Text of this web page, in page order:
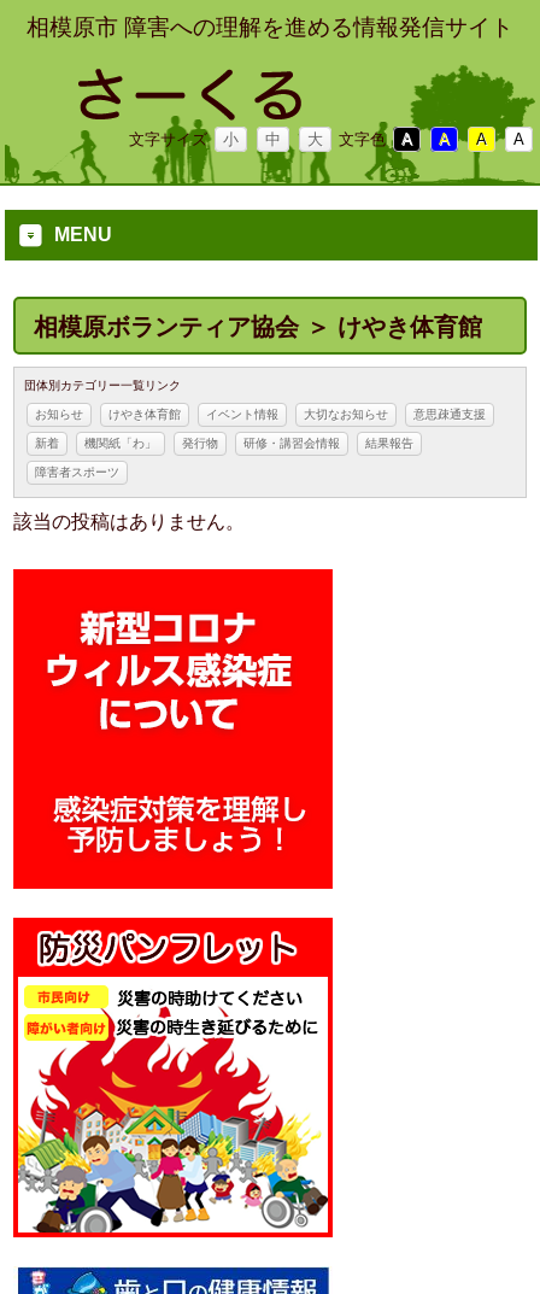
相模原市 障害への理解を進める情報発信サイト
文字サイズ 小 中 大 文字色 A A A A
MENU
相模原ボランティア協会 ＞ けやき体育館
団体別カテゴリー一覧リンク
お知らせ けやき体育館 イベント情報 大切なお知らせ 意思疎通支援
新着 機関紙「わ」 発行物 研修・講習会情報 結果報告
障害者スポーツ
該当の投稿はありません。